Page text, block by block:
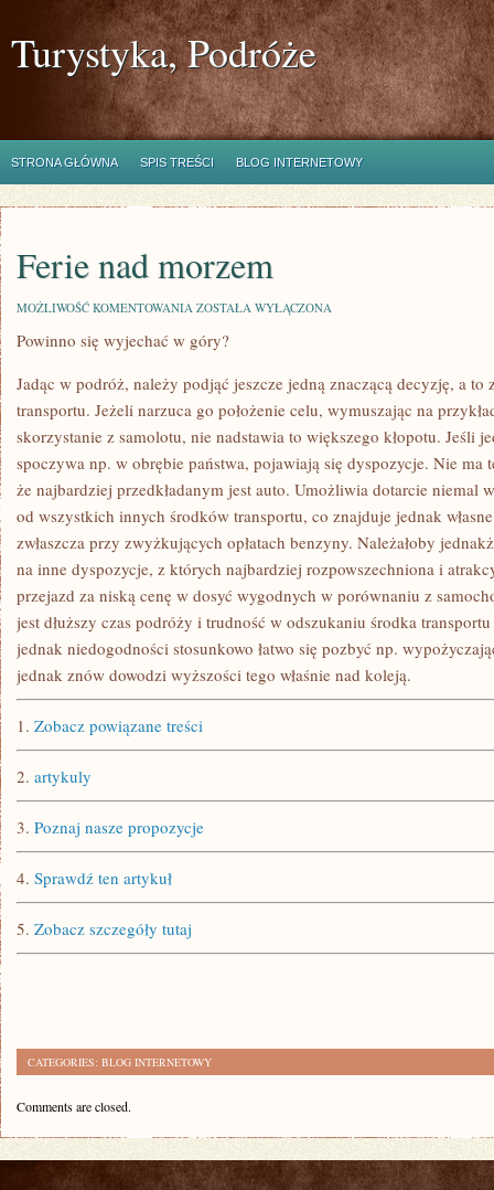
Turystyka, Podróże
STRONA GŁÓWNA SPIS TREŚCI BLOG INTERNETOWY
Ferie nad morzem
MOŻLIWOŚĆ KOMENTOWANIA FERIE
MORZEM
ZOSTAŁA WYŁĄCZONA
Powinno się wyjechać w góry?
Jadąc w podróż, należy podjąć jeszcze jedną znaczącą decyzję, a
transportu. Jeżeli narzuca go położenie celu, wymuszając na
skorzystanie z samolotu, nie nadstawia to większego kłopotu. Jeśli
spoczywa np. w obrębie państwa, pojawiają się dyspozycje. Nie ma
że najbardziej przedkładanym jest auto. Umożliwia dotarcie niemal
od wszystkich innych środków transportu, co znajduje jednak
zwłaszcza przy zwyżkujących opłatach benzyny. Należałoby
na inne dyspozycje, z których najbardziej rozpowszechniona i
przejazd za niską cenę w dosyć wygodnych w porównaniu z
jest dłuższy czas podróży i trudność w odszukaniu środka
jednak niedogodności stosunkowo łatwo się pozbyć np.
jednak znów dowodzi wyższości tego właśnie nad koleją.
1. Zobacz powiązane treści
2. artykuly
3. Poznaj nasze propozycje
4. Sprawdź ten artykuł
5. Zobacz szczegóły tutaj
CATEGORIES: BLOG INTERNETOWY
Comments are closed.